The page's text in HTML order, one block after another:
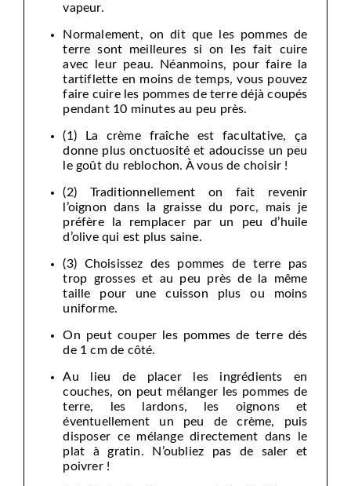
vapeur.
Normalement, on dit que les pommes de
terre sont meilleures si on les fait cuire
avec leur peau. Néanmoins, pour faire la
tartiflette en moins de temps, vous pouvez
faire cuire les pommes de terre déjà coupés
pendant 10 minutes au peu près.
(1) La crème fraîche est facultative, ça
donne plus onctuosité et adoucisse un peu
le goût du reblochon. À vous de choisir !
(2) Traditionnellement on fait revenir
l’oignon dans la graisse du porc, mais je
préfère la remplacer par un peu d’huile
d’olive qui est plus saine.
(3) Choisissez des pommes de terre pas
trop grosses et au peu près de la même
taille pour une cuisson plus ou moins
uniforme.
On peut couper les pommes de terre dés
de 1 cm de côté.
Au lieu de placer les ingrédients en
couches, on peut mélanger les pommes de
terre, les lardons, les oignons et
éventuellement un peu de crème, puis
disposer ce mélange directement dans le
plat à gratin. N’oubliez pas de saler et
poivrer !